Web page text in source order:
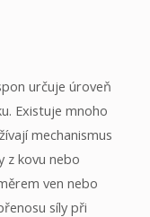
určuje úroveň
Existuje mnoho
mechanismus
z kovu nebo
ven nebo
síly při